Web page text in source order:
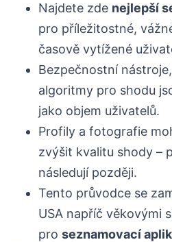
Najdete zde nejlepší
pro příležitostné,
časově vytížené
Bezpečnostní
algoritmy pro shodu
jako objem uživatelů.
Profily a fotografie
zvýšit kvalitu shody –
následují později.
Tento průvodce se
USA napříč věkovými
pro seznamovací